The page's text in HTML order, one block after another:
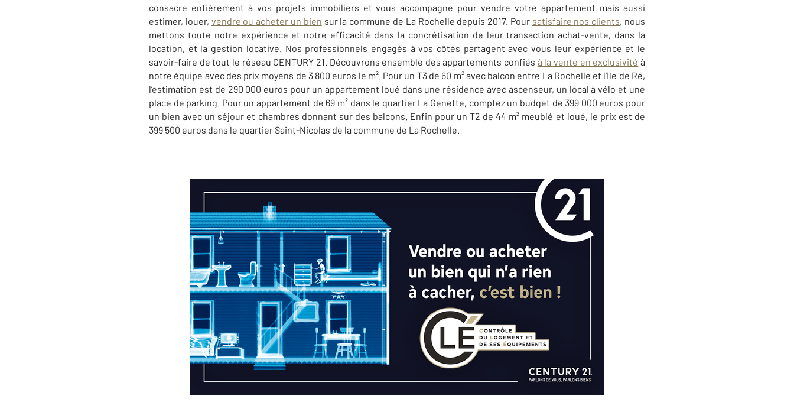
consacre entièrement à vos projets immobiliers et vous accompagne pour vendre votre appartement mais aussi
estimer, louer, vendre ou acheter un bien sur la commune de La Rochelle depuis 2017. Pour satisfaire nos clients, nous
mettons toute notre expérience et notre efficacité dans la concrétisation de leur transaction achat-vente, dans la
location, et la gestion locative. Nos professionnels engagés à vos côtés partagent avec vous leur expérience et le
savoir-faire de tout le réseau CENTURY 21. Découvrons ensemble des appartements confiés à la vente en exclusivité à
notre équipe avec des prix moyens de 3 800 euros le m². Pour un T3 de 60 m² avec balcon entre La Rochelle et l’Ile de Ré,
l’estimation est de 290 000 euros pour un appartement loué dans une résidence avec ascenseur, un local à vélo et une
place de parking. Pour un appartement de 69 m² dans le quartier La Genette, comptez un budget de 399 000 euros pour
un bien avec un séjour et chambres donnant sur des balcons. Enfin pour un T2 de 44 m² meublé et loué, le prix est de
399 500 euros dans le quartier Saint-Nicolas de la commune de La Rochelle.